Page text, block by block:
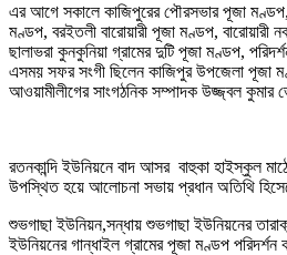
এর আগে সকালে কাজিপুরের পৌরসভার পূজা মণ্ডপ,
মণ্ডপ, বরইতলী বারোয়ারী পূজা মণ্ডপ, বারোয়ারী
ছালাভরা কুনকুনিয়া গ্রামের দুটি পূজা মণ্ডপ,
এসময় সফর সংগী ছিলেন কাজিপুর উপজেলা পূজা
আওয়ামীলীগের সাংগঠনিক সম্পাদক উজ্জ্বল কুমার
রতনকান্দি ইউনিয়নে বাদ আসর বাহুকা হাইস্কুল
উপস্থিত হয়ে আলোচনা সভায় প্রধান অতিথি
শুভগাছা ইউনিয়ন,সন্ধায় শুভগাছা ইউনিয়নের
ইউনিয়নের গান্ধাইল গ্রামের পূজা মণ্ডপ পরিদর্শন